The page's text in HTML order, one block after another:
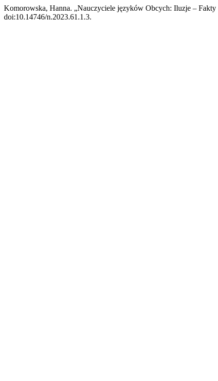
Komorowska, Hanna. „Nauczyciele języków Obcych: Iluzje –
doi:10.14746/n.2023.61.1.3.